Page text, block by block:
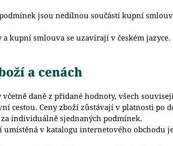
jsou nedílnou součástí kupní
kupní smlouva se uzavírají v českém jazyce.
a cenách
daně z přidané hodnoty, všech
cestou. Ceny zboží zůstávají v platnosti
individuálně sjednaných podmínek.
umístěná v katalogu internetového